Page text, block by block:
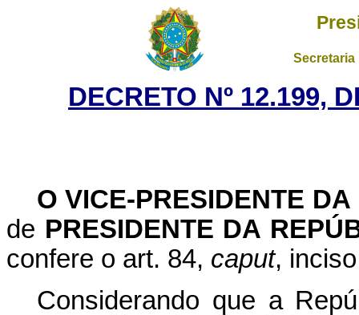
DECRETO Nº 12.199,
O VICE-PRESIDENTE
de PRESIDENTE DA
confere o art. 84, caput,
Considerando que a